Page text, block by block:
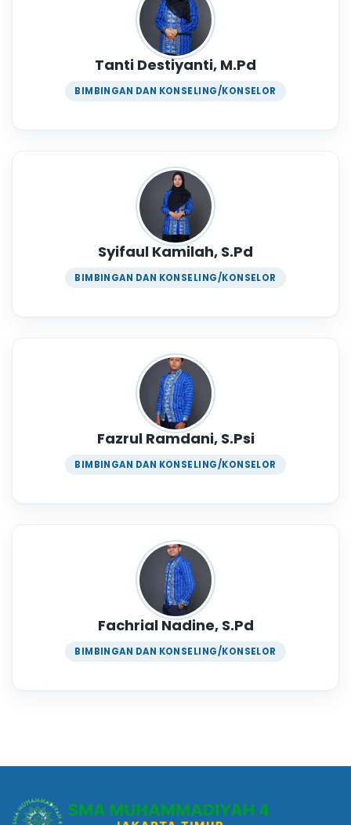
Tanti Destiyanti, M.Pd
BIMBINGAN DAN KONSELING/KONSELOR
Syifaul Kamilah, S.Pd
BIMBINGAN DAN KONSELING/KONSELOR
Fazrul Ramdani, S.Psi
BIMBINGAN DAN KONSELING/KONSELOR
Fachrial Nadine, S.Pd
BIMBINGAN DAN KONSELING/KONSELOR